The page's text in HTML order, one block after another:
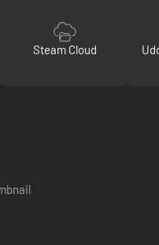
Steam Cloud